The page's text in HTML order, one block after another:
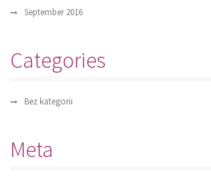
September 2016
Categories
Bez kategorii
Meta